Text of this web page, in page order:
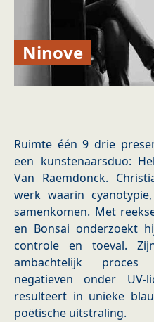
Ninove
Ruimte één 9 drie
een kunstenaarsduo:
Van Raemdonck.
werk waarin
samenkomen. Met
en Bonsai onderzoekt
controle en toeval.
ambachtelijk proces
negatieven onder
resulteert in unieke
poëtische uitstraling.